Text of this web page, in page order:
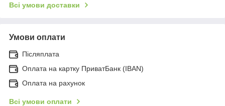
Всі умови доставки
Умови оплати
Післяплата
Оплата на картку ПриватБанк (IBAN)
Оплата на рахунок
Всі умови оплати